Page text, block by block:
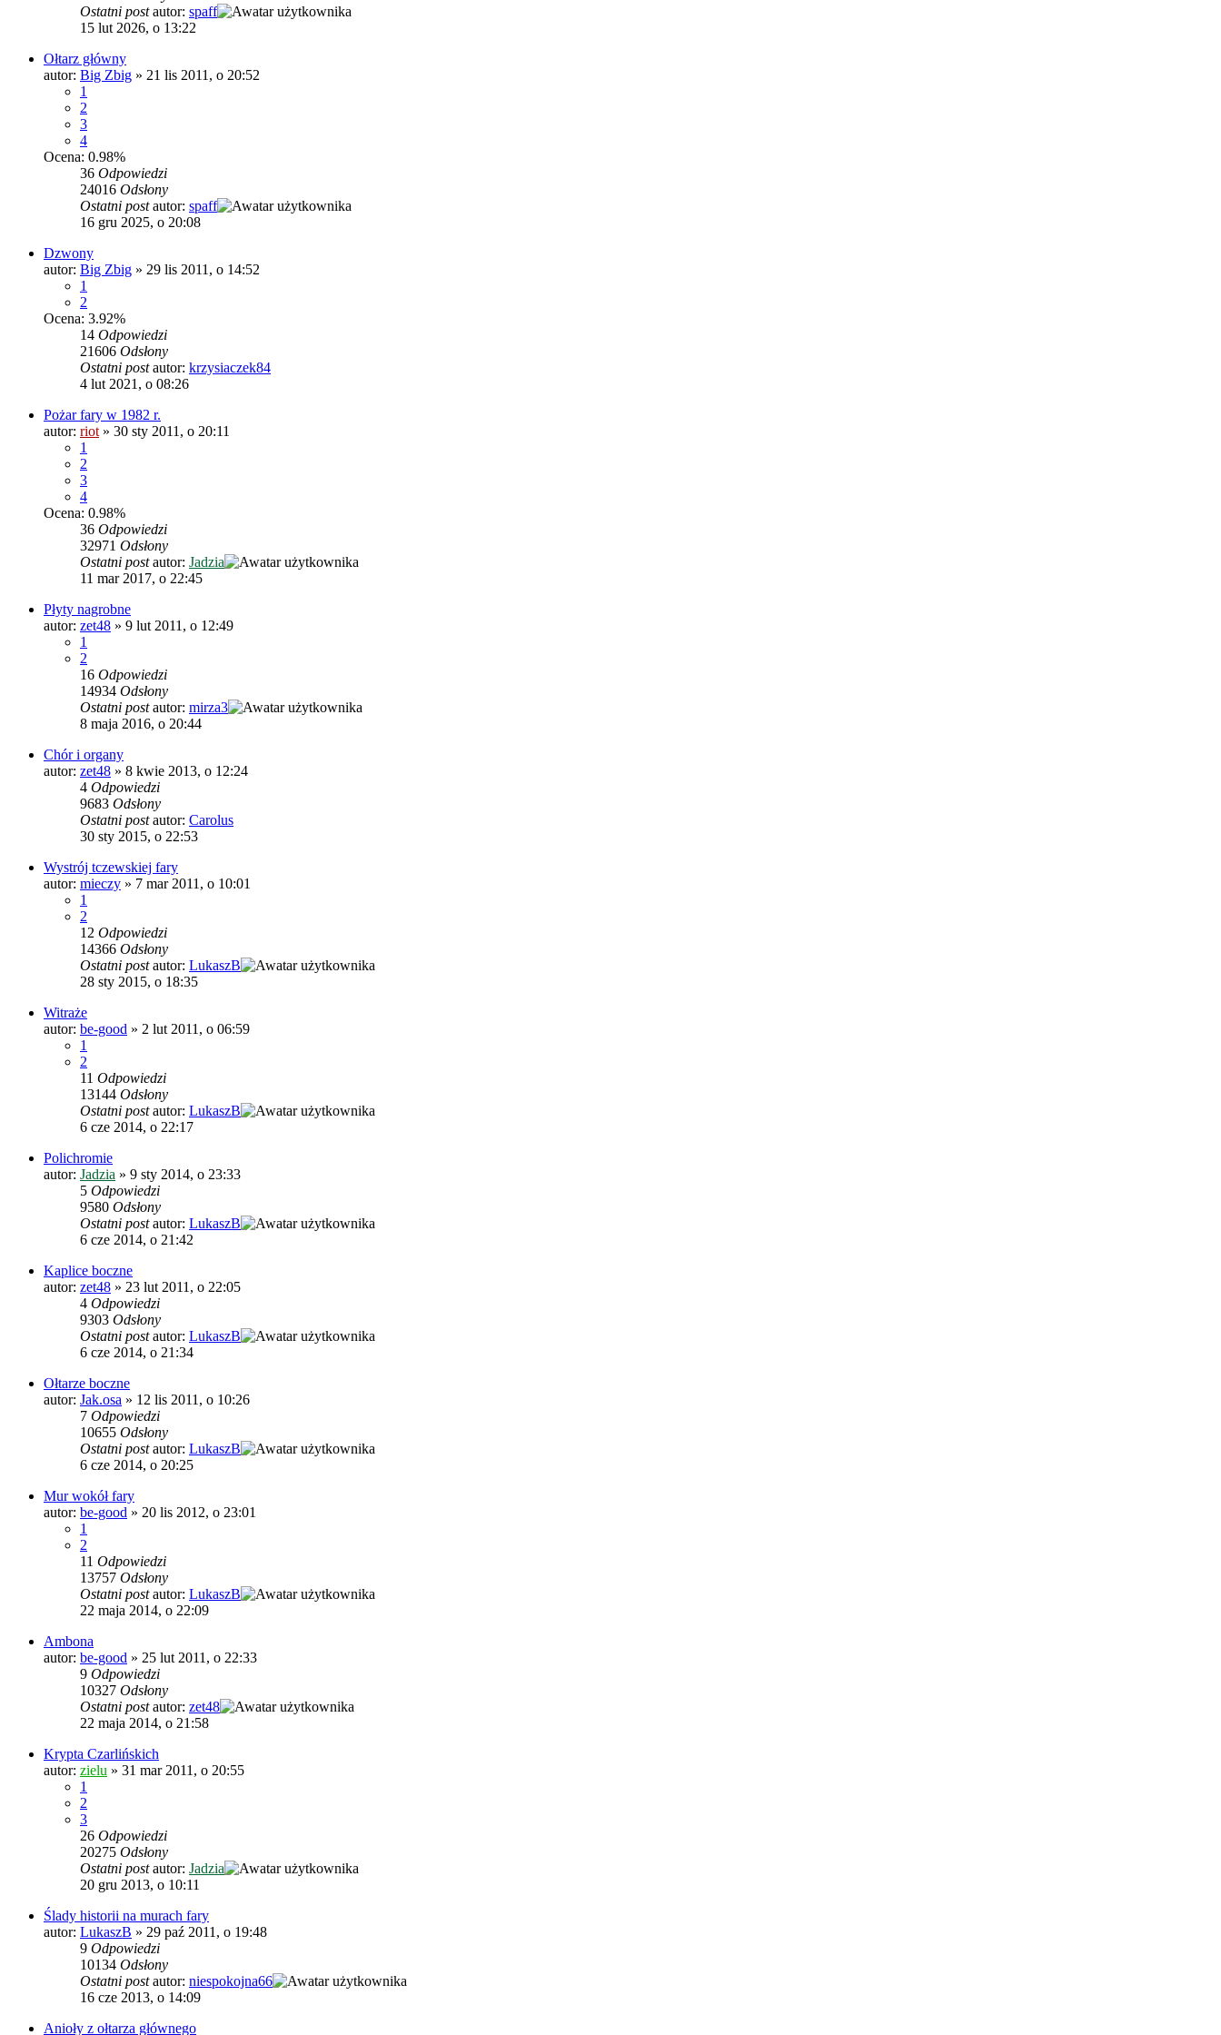
Ostatni postautor: spaff
15 lut 2026, o 13:22
Ołtarz główny
autor: Big Zbig » 21 lis 2011, o 20:52
1
2
3
4
Ocena: 0.98%
36 Odpowiedzi
24016 Odsłony
Ostatni postautor: spaff
16 gru 2025, o 20:08
Dzwony
autor: Big Zbig » 29 lis 2011, o 14:52
1
2
Ocena: 3.92%
14 Odpowiedzi
21606 Odsłony
Ostatni postautor: krzysiaczek84
4 lut 2021, o 08:26
Pożar fary w 1982 r.
autor: riot » 30 sty 2011, o 20:11
1
2
3
4
Ocena: 0.98%
36 Odpowiedzi
32971 Odsłony
Ostatni postautor: Jadzia
11 mar 2017, o 22:45
Płyty nagrobne
autor: zet48 » 9 lut 2011, o 12:49
1
2
16 Odpowiedzi
14934 Odsłony
Ostatni postautor: mirza3
8 maja 2016, o 20:44
Chór i organy
autor: zet48 » 8 kwie 2013, o 12:24
4 Odpowiedzi
9683 Odsłony
Ostatni postautor: Carolus
30 sty 2015, o 22:53
Wystrój tczewskiej fary
autor: mieczy » 7 mar 2011, o 10:01
1
2
12 Odpowiedzi
14366 Odsłony
Ostatni postautor: LukaszB
28 sty 2015, o 18:35
Witraże
autor: be-good » 2 lut 2011, o 06:59
1
2
11 Odpowiedzi
13144 Odsłony
Ostatni postautor: LukaszB
6 cze 2014, o 22:17
Polichromie
autor: Jadzia » 9 sty 2014, o 23:33
5 Odpowiedzi
9580 Odsłony
Ostatni postautor: LukaszB
6 cze 2014, o 21:42
Kaplice boczne
autor: zet48 » 23 lut 2011, o 22:05
4 Odpowiedzi
9303 Odsłony
Ostatni postautor: LukaszB
6 cze 2014, o 21:34
Ołtarze boczne
autor: Jak.osa » 12 lis 2011, o 10:26
7 Odpowiedzi
10655 Odsłony
Ostatni postautor: LukaszB
6 cze 2014, o 20:25
Mur wokół fary
autor: be-good » 20 lis 2012, o 23:01
1
2
11 Odpowiedzi
13757 Odsłony
Ostatni postautor: LukaszB
22 maja 2014, o 22:09
Ambona
autor: be-good » 25 lut 2011, o 22:33
9 Odpowiedzi
10327 Odsłony
Ostatni postautor: zet48
22 maja 2014, o 21:58
Krypta Czarlińskich
autor: zielu » 31 mar 2011, o 20:55
1
2
3
26 Odpowiedzi
20275 Odsłony
Ostatni postautor: Jadzia
20 gru 2013, o 10:11
Ślady historii na murach fary
autor: LukaszB » 29 paź 2011, o 19:48
9 Odpowiedzi
10134 Odsłony
Ostatni postautor: niespokojna66
16 cze 2013, o 14:09
Anioły z ołtarza głównego